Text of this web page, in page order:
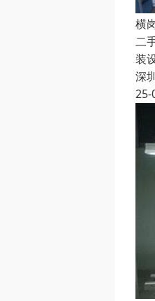
横
二
装
深
25-